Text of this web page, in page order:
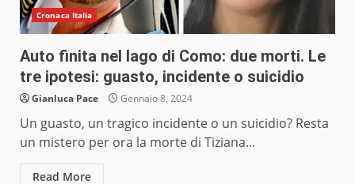
Cronaca Italia
Auto finita nel lago di Como: due morti. Le
tre ipotesi: guasto, incidente o suicidio
Gianluca Pace Gennaio 8, 2024
Un guasto, un tragico incidente o un suicidio? Resta
un mistero per ora la morte di Tiziana...
Read More